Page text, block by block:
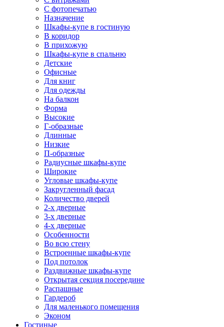
С фотопечатью
Назначение
Шкафы-купе в гостиную
В коридор
В прихожую
Шкафы-купе в спальню
Детские
Офисные
Для книг
Для одежды
На балкон
Форма
Высокие
Г-образные
Длинные
Низкие
П-образные
Радиусные шкафы-купе
Широкие
Угловые шкафы-купе
Закругленный фасад
Количество дверей
2-х дверные
3-х дверные
4-х дверные
Особенности
Во всю стену
Встроенные шкафы-купе
Под потолок
Раздвижные шкафы-купе
Открытая секция посередине
Распашные
Гардероб
Для маленького помещения
Эконом
Гостиные